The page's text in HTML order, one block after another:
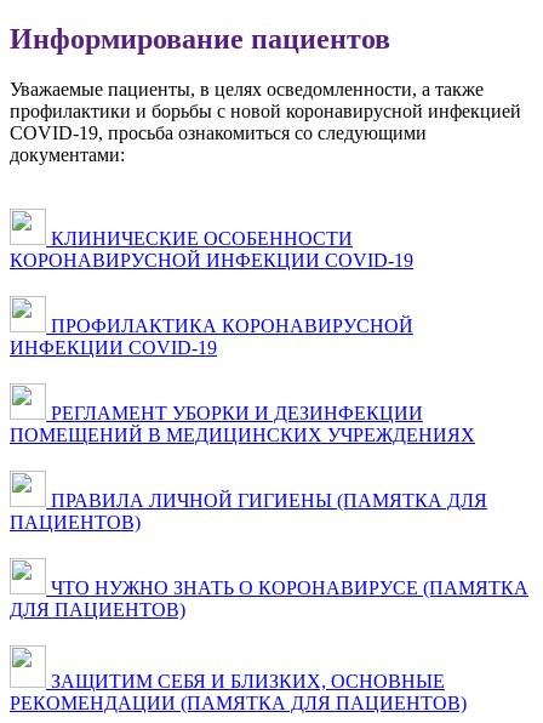
Информирование пациентов
Уважаемые пациенты, в целях осведомленности, а также
профилактики и борьбы с новой коронавирусной инфекцией
COVID-19, просьба ознакомиться со следующими
документами:
КЛИНИЧЕСКИЕ ОСОБЕННОСТИ
КОРОНАВИРУСНОЙ ИНФЕКЦИИ COVID-19
ПРОФИЛАКТИКА КОРОНАВИРУСНОЙ
ИНФЕКЦИИ COVID-19
РЕГЛАМЕНТ УБОРКИ И ДЕЗИНФЕКЦИИ
ПОМЕЩЕНИЙ В МЕДИЦИНСКИХ УЧРЕЖДЕНИЯХ
ПРАВИЛА ЛИЧНОЙ ГИГИЕНЫ (ПАМЯТКА ДЛЯ
ПАЦИЕНТОВ)
ЧТО НУЖНО ЗНАТЬ О КОРОНАВИРУСЕ (ПАМЯТКА
ДЛЯ ПАЦИЕНТОВ)
ЗАЩИТИМ СЕБЯ И БЛИЗКИХ, ОСНОВНЫЕ
РЕКОМЕНДАЦИИ (ПАМЯТКА ДЛЯ ПАЦИЕНТОВ)